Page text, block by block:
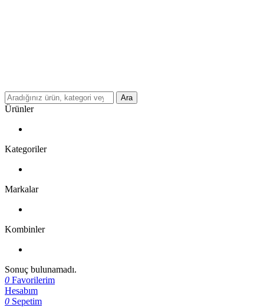
Ara
Ürünler
Kategoriler
Markalar
Kombinler
Sonuç bulunamadı.
0 Favorilerim
Hesabım
0 Sepetim